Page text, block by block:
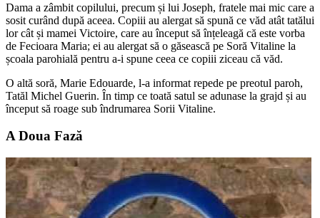
Dama a zâmbit copilului, precum și lui Joseph, fratele mai mic care a
sosit curând după aceea. Copiii au alergat să spună ce văd atât tatălui
lor cât și mamei Victoire, care au început să înțeleagă că este vorba
de Fecioara Maria; ei au alergat să o găsească pe Soră Vitaline la
școala parohială pentru a-i spune ceea ce copiii ziceau că văd.
O altă soră, Marie Edouarde, l-a informat repede pe preotul paroh,
Tatăl Michel Guerin. În timp ce toată satul se adunase la grajd și au
început să roage sub îndrumarea Sorii Vitaline.
A Doua Fază